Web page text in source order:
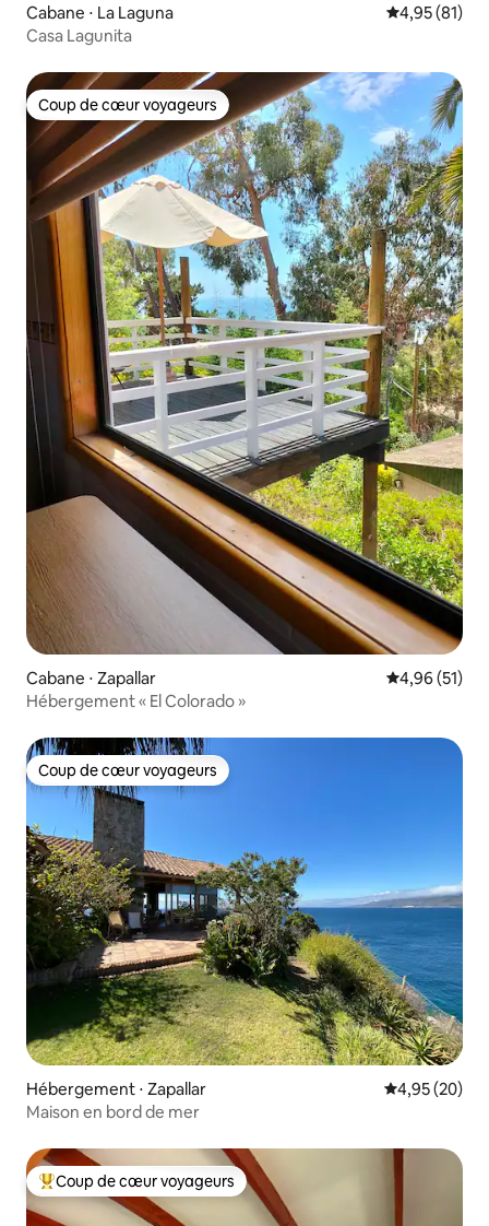
Cabane ⋅ La Laguna Évaluation
4,95 (81)
Casa Lagunita
Coup de cœur voyageurs
Coup de cœur voyageurs
Cabane ⋅ Zapallar Évaluation
4,96 (51)
Hébergement « El Colorado »
Coup de cœur voyageurs
Coup de cœur voyageurs
Hébergement ⋅ Zapallar Évaluation
4,95 (20)
Maison en bord de mer
Coups de cœur voyageurs les plus appréciés
Coup de cœur voyageurs